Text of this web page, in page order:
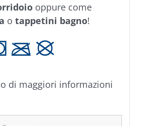
oppure come
o tappetini bagno!
C K
di maggiori informazioni